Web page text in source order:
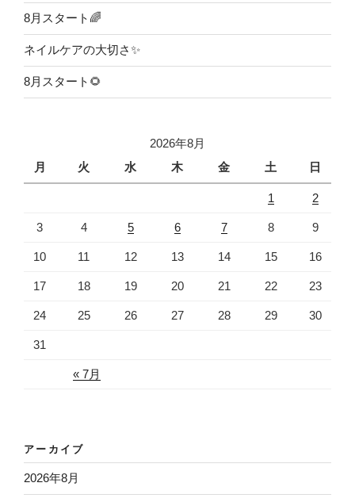
8月スタート🌈
ネイルケアの大切さ✨
8月スタート🌻
2026年8月
月
火 水 木 金 土 日
« 7月
1 2
3 4 5 6 7 8 9
10 11 12 13 14 15 16
17 18 19 20 21 22 23
24 25 26 27 28 29 30
31
アーカイブ
2026年8月